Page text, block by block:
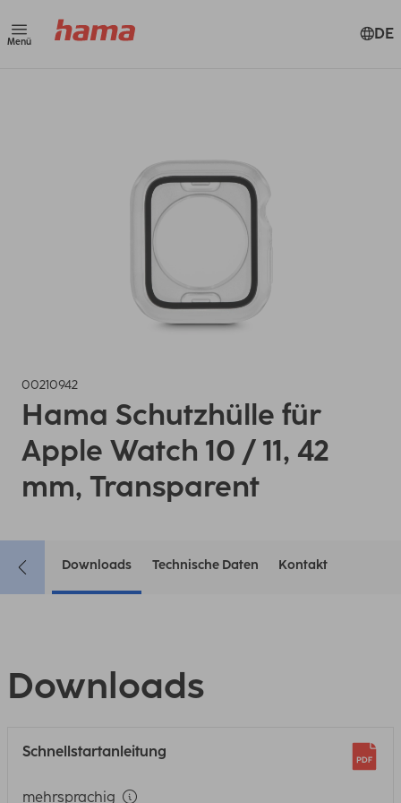
Menü DE
00210942
Hama Schutzhülle für
Apple Watch 10 / 11, 42
mm, Transparent
Downloads Technische Daten Kontakt
Downloads
Schnellstartanleitung
mehrsprachig